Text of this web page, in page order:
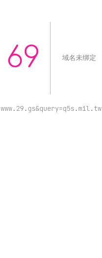
69 域名未绑定
www.29.gs&query=q5s.mil.tw